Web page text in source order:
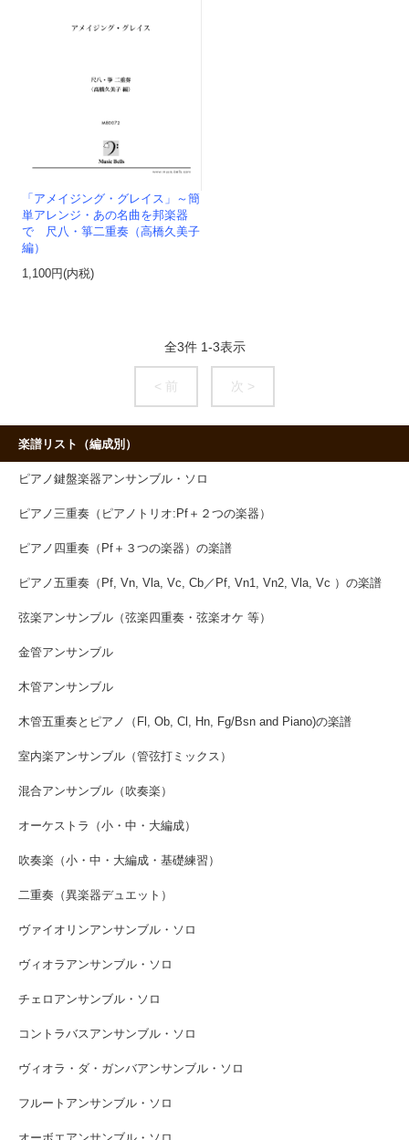
「アメイジング・グレイス」～簡
単アレンジ・あの名曲を邦楽器
で 尺八・箏二重奏（高橋久美子
編）
1,100円(内税)
全3件 1-3表示
< 前 次 >
楽譜リスト（編成別）
ピアノ鍵盤楽器アンサンブル・ソロ
ピアノ三重奏（ピアノトリオ:Pf＋２つの楽器）
ピアノ四重奏（Pf＋３つの楽器）の楽譜
ピアノ五重奏（Pf, Vn, Vla, Vc, Cb／Pf, Vn1, Vn2, Vla, Vc ）の楽譜
弦楽アンサンブル（弦楽四重奏・弦楽オケ 等）
金管アンサンブル
木管アンサンブル
木管五重奏とピアノ（Fl, Ob, Cl, Hn, Fg/Bsn and Piano)の楽譜
室内楽アンサンブル（管弦打ミックス）
混合アンサンブル（吹奏楽）
オーケストラ（小・中・大編成）
吹奏楽（小・中・大編成・基礎練習）
二重奏（異楽器デュエット）
ヴァイオリンアンサンブル・ソロ
ヴィオラアンサンブル・ソロ
チェロアンサンブル・ソロ
コントラバスアンサンブル・ソロ
ヴィオラ・ダ・ガンバアンサンブル・ソロ
フルートアンサンブル・ソロ